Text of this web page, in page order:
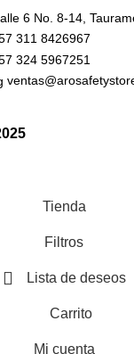
6 No. 8-14,
311 8426967
324 5967251
Tienda
Filtros
Lista de deseos
Carrito
Mi cuenta